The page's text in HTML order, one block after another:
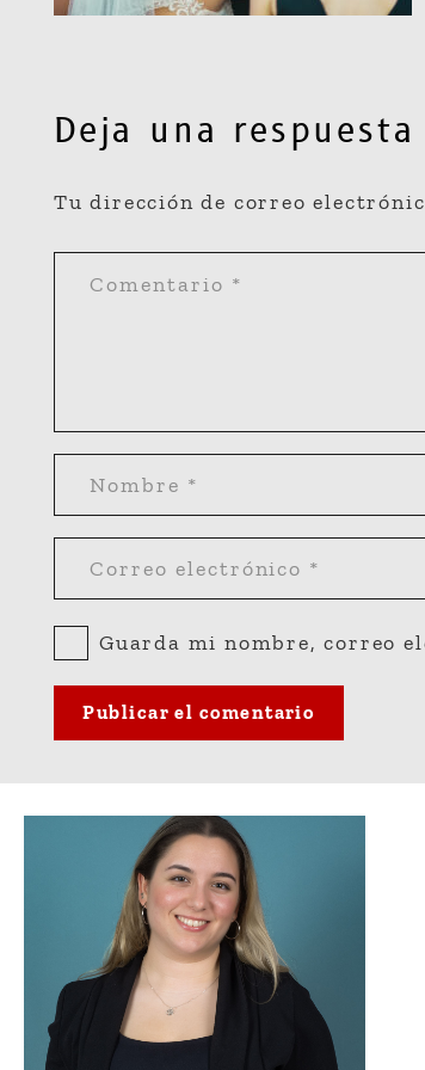
Deja una respuesta
Tu dirección de correo
Guarda mi nombre, correo
Publicar el comentario